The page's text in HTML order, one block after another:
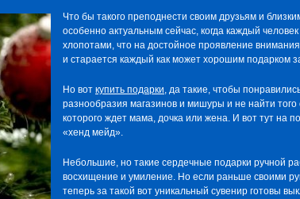
Что бы такого преподнести своим друзьям и
особенно актуальным сейчас, когда каждый
хлопотами, что на достойное проявление
и старается каждый как может хорошим подарком
Но вот купить подарки, да такие, чтобы
разнообразия магазинов и мишуры и не найти
которого ждет мама, дочка или жена. И вот тут на
«хенд мейд».
Небольшие, но такие сердечные подарки ручной
восхищение и умиление. Но если раньше своими
теперь за такой вот уникальный сувенир готовы